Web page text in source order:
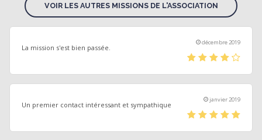
VOIR LES AUTRES MISSIONS DE L'ASSOCIATION
décembre 2019
La mission s'est bien passée.
(*)(*)(*)(*)(
janvier 2019
Un premier contact intéressant et sympathique
(*)(*)(*)(*)(*)